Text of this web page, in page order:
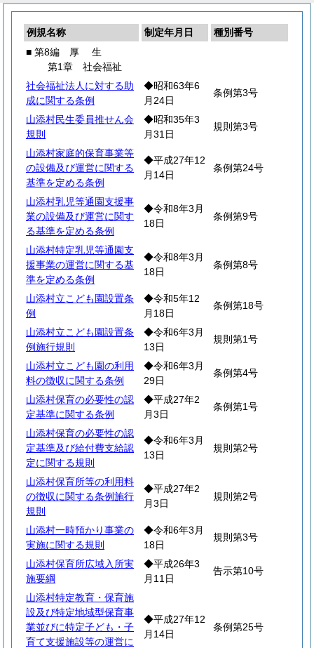
例規名称 制定年月日
種別番号
■ 第8編 厚 生
第1章 社会福祉
社会福祉法人に対する助
成に関する条例
◆昭和63年6
月24日
条例第3号
山添村民生委員推せん会
規則
◆昭和35年3
月31日
規則第3号
山添村家庭的保育事業等
の設備及び運営に関する
基準を定める条例
◆平成27年12
月14日
条例第24号
山添村乳児等通園支援事
業の設備及び運営に関す
る基準を定める条例
◆令和8年3月
18日
条例第9号
山添村特定乳児等通園支
援事業の運営に関する基
準を定める条例
◆令和8年3月
18日
条例第8号
山添村立こども園設置条
例
◆令和5年12
月18日
条例第18号
山添村立こども園設置条
例施行規則
◆令和6年3月
13日
規則第1号
山添村立こども園の利用
料の徴収に関する条例
◆令和6年3月
29日
条例第4号
山添村保育の必要性の認
定基準に関する条例
◆平成27年2
月3日
条例第1号
山添村保育の必要性の認
定基準及び給付費支給認
定に関する規則
◆令和6年3月
13日
規則第2号
山添村保育所等の利用料
の徴収に関する条例施行
規則
◆平成27年2
月3日
規則第2号
山添村一時預かり事業の
実施に関する規則
◆令和6年3月
18日
規則第3号
山添村保育所広域入所実
施要綱
◆平成26年3
月11日
告示第10号
山添村特定教育・保育施
設及び特定地域型保育事
業並びに特定子ども・子
育て支援施設等の運営に
◆平成27年12
月14日
条例第25号